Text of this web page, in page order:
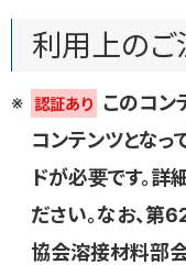
よく検索されるキー
アーク溶接
ロボット
疲
TIG
抵抗ス
探す・調
利用上のご
認証あり このコン
コンテンツとなっ
ドが必要です。詳
ださい。なお、
協会溶接材料部